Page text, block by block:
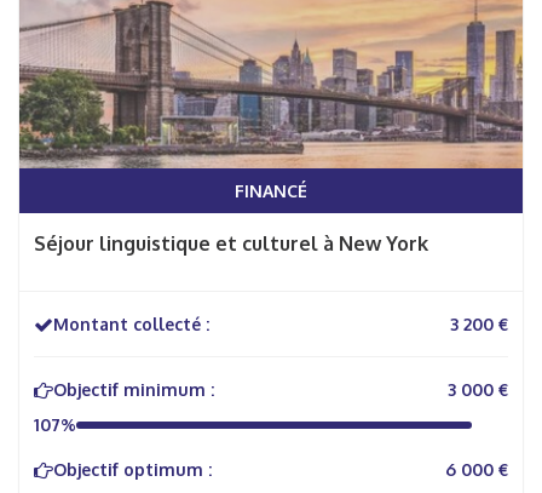
FINANCÉ
Séjour linguistique et culturel à New York
Montant collecté : 3 200 €
Objectif minimum :
3 000 €
107%
Objectif optimum :
6 000 €